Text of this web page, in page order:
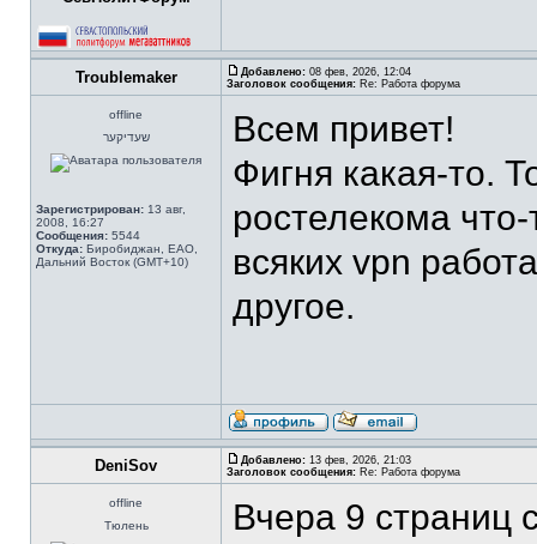
Troublemaker Добавлено: 08 фев, 2026, 12:04
Заголовок сообщения: Re: Работа форума
offline
שעדיקער
Зарегистрирован: 13 авг,
2008, 16:27
Сообщения: 5544
Откуда: Биробиджан, ЕАО,
Дальний Восток (GMT+10)
Всем привет!
Фигня какая-то.
ростелекома
всяких vpn
другое.
DeniSov Добавлено: 13 фев, 2026, 21:03
Заголовок сообщения: Re: Работа форума
offline
Тюлень
Вчера 9 страниц